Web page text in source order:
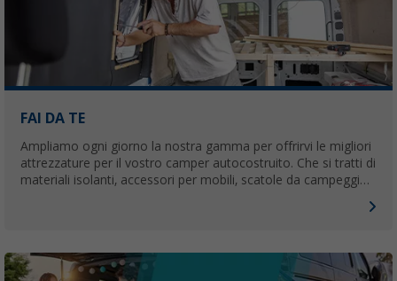
FAI DA TE
Ampliamo ogni giorno la nostra gamma per offrirvi le migliori
attrezzature per il vostro camper autocostruito. Che si tratti di
materiali isolanti, accessori per mobili, scatole da campeggio